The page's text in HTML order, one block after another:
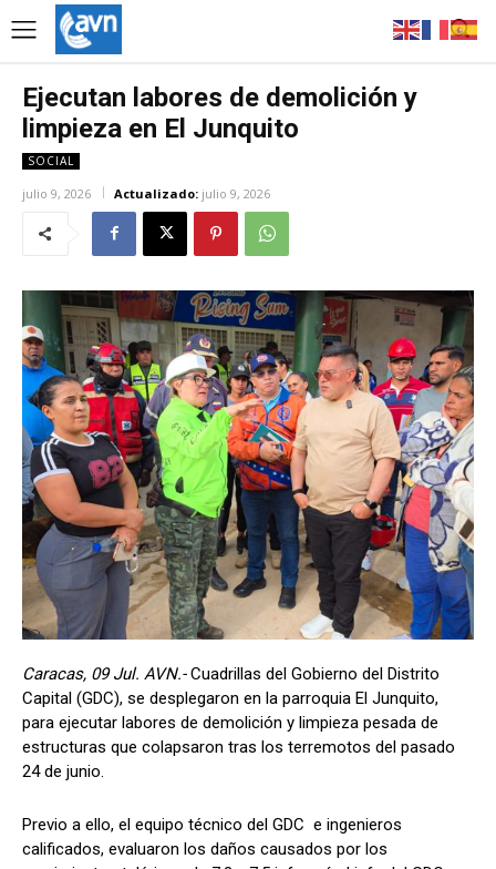
Ejecutan labores de demolición y
limpieza en El Junquito
SOCIAL
julio 9, 2026 Actualizado: julio 9, 2026
Caracas, 09 Jul. AVN.-Cuadrillas del Gobierno del Distrito
Capital (GDC), se desplegaron en la parroquia El Junquito,
para ejecutar labores de demolición y limpieza pesada de
estructuras que colapsaron tras los terremotos del pasado
24 de junio.
Previo a ello, el equipo técnico del GDC e ingenieros
calificados, evaluaron los daños causados por los